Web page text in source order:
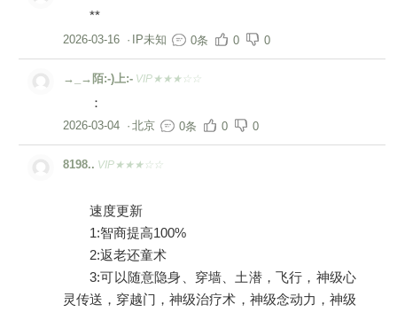
**
2026-03-16 · IP未知 0条 0 0
→_→陌:-)上:- VIP★★★☆☆
：
2026-03-04 · 北京 0条 0 0
8198.. VIP★★★☆☆
速度更新
1:智商提高100%
2:返老还童术
3:可以随意隐身、穿墙、土潜，飞行，神级心
灵传送，穿越门，神级治疗术，神级念动力，神级